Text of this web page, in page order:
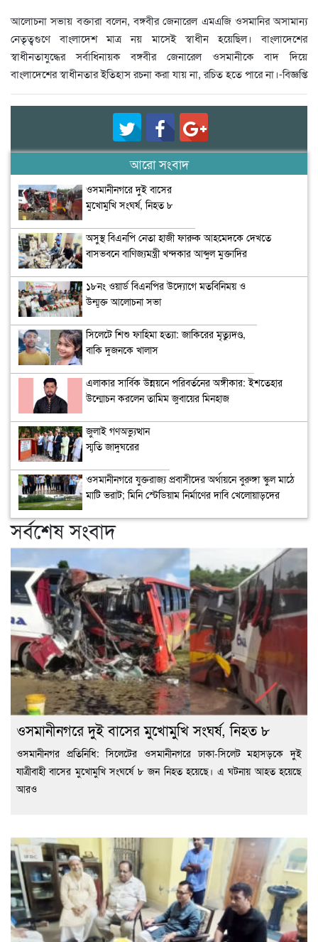
আলোচনা সভায় বক্তারা বলেন, বঙ্গবীর জেনারেল এমএজি ওসমানির অসামান্য
নেতৃত্বগুণে বাংলাদেশ মাত্র নয় মাসেই স্বাধীন হয়েছিল। বাংলাদেশের
স্বাধীনতাযুদ্ধের সর্বাধিনায়ক বঙ্গবীর জেনারেল ওসমানীকে বাদ দিয়ে
বাংলাদেশের স্বাধীনতার ইতিহাস রচনা করা যায় না, রচিত হতে পারে না।-বিজ্ঞপ্তি
আরো সংবাদ
ওসমানীনগরে দুই বাসের
মুখোমুখি সংঘর্ষ, নিহত ৮
অসুস্থ বিএনপি নেতা হাজী ফারুক আহমেদকে দেখতে
বাসভবনে বাণিজ্যমন্ত্রী খন্দকার আব্দুল মুক্তাদির
১৮নং ওয়ার্ড বিএনপির উদ্যোগে মতবিনিময় ও
উন্মুক্ত আলোচনা সভা
সিলেটে শিশু ফাহিমা হত্যা: জাকিরের মৃত্যুদণ্ড,
বাকি দুজনকে খালাস
এলাকার সার্বিক উন্নয়নে পরিবর্তনের অঙ্গীকার: ইশতেহার
উন্মোচন করলেন তামিম জুবায়ের মিনহাজ
জুলাই গণঅভ্যুত্থান
স্মৃতি জাদুঘরের
ওসমানীনগরে যুক্তরাজ্য প্রবাসীদের অর্থায়নে বুরুঙ্গা স্কুল মাঠে
মাটি ভরাট; মিনি স্টেডিয়াম নির্মাণের দাবি খেলোয়াড়দের
সর্বশেষ সংবাদ
ওসমানীনগরে দুই বাসের মুখোমুখি সংঘর্ষ, নিহত ৮
ওসমানীনগর প্রতিনিধি: সিলেটের ওসমানীনগরে ঢাকা-সিলেট মহাসড়কে দুই
যাত্রীবাহী বাসের মুখোমুখি সংঘর্ষে ৮ জন নিহত হয়েছে। এ ঘটনায় আহত হয়েছে
আরও